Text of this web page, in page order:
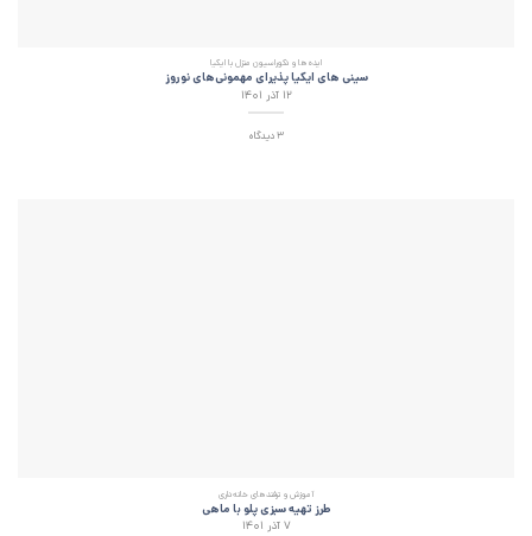
ایده‌ها و دکوراسیون منزل با ایکیا
سینی های ایکیا پذیرای مهمونی‌های نوروز
۱۲ آذر ۱۴۰۱
3 دیدگاه
آموزش و ترفند‌های خانه‌داری
طرز تهیه سبزی پلو با ماهی
۷ آذر ۱۴۰۱